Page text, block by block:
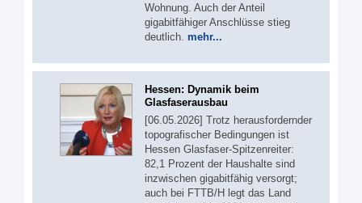
Wohnung. Auch der Anteil
gigabitfähiger Anschlüsse stieg
deutlich. mehr...
Hessen: Dynamik beim
Glasfaserausbau
[06.05.2026] Trotz herausfordernder
topografischer Bedingungen ist
Hessen Glasfaser-Spitzenreiter:
82,1 Prozent der Haushalte sind
inzwischen gigabitfähig versorgt;
auch bei FTTB/H legt das Land